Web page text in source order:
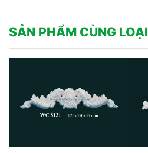
SẢN PHẨM CÙNG LOẠI